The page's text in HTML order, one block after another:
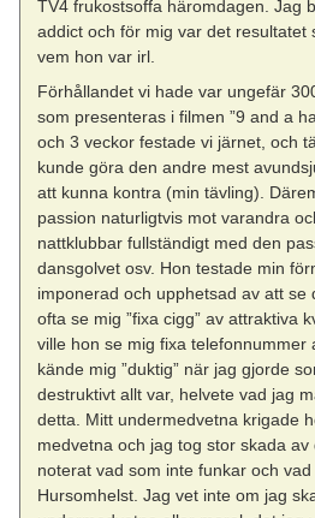
TV4 frukostsoffa häromdagen. Jag
addict och för mig var det resultatet
vem hon var irl.
Förhållandet vi hade var ungefär
som presenteras i filmen ”9 and a
och 3 veckor festade vi järnet, och
kunde göra den andre mest
att kunna kontra (min tävling).
passion naturligtvis mot varandra
nattklubbar fullständigt med den
dansgolvet osv. Hon testade min
imponerad och upphetsad av att se
ofta se mig ”fixa cigg” av attraktiva
ville hon se mig fixa telefonnummer
kände mig ”duktig” när jag gjorde
destruktivt allt var, helvete vad jag
detta. Mitt undermedvetna krigade
medvetna och jag tog stor skada
noterat vad som inte funkar och vad
Hursomhelst. Jag vet inte om jag